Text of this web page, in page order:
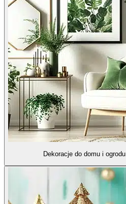
Dekoracje do domu i ogrodu